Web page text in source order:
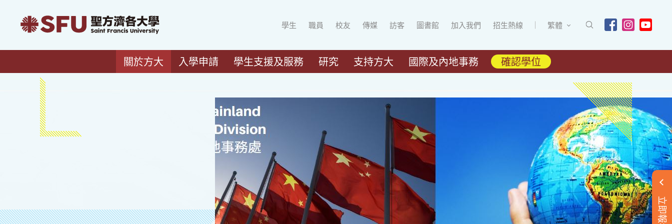
學生 職員 校友 傳媒 訪客 圖書館 加入我們 招生熱線 繁體
關於方大 入學申請 學生支援及服務 研究 支持方大 國際及內地事務 確認學位
立即報名